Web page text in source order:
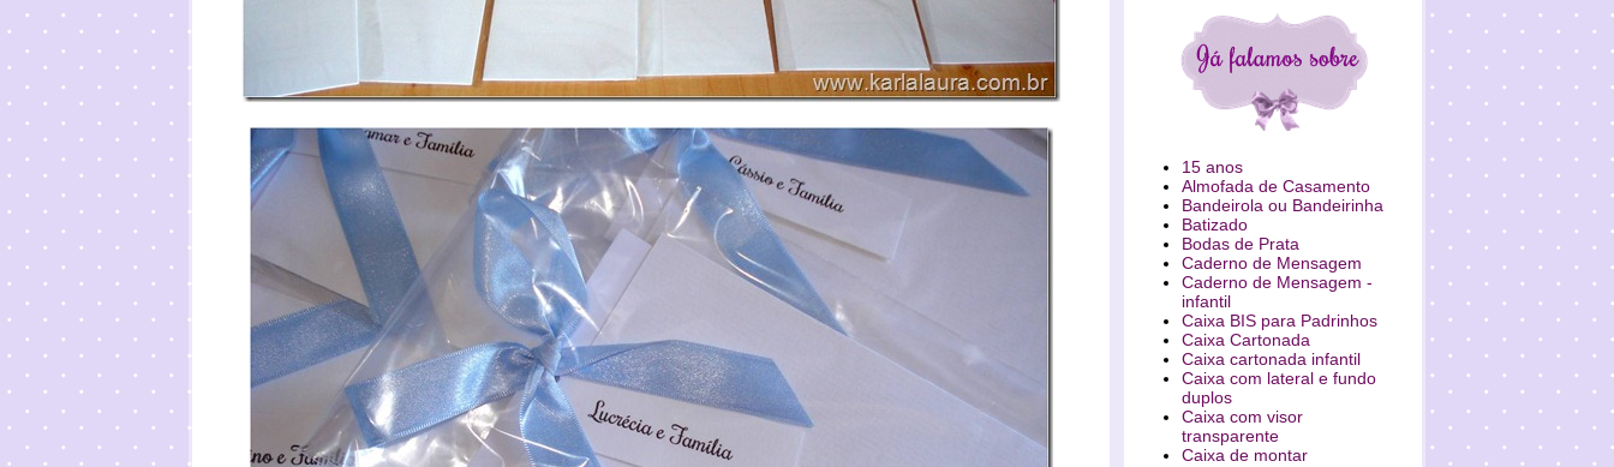
15 anos
Almofada de Casamento
Bandeirola ou Bandeirinha
Batizado
Bodas de Prata
Caderno de Mensagem
Caderno de Mensagem -
infantil
Caixa BIS para Padrinhos
Caixa Cartonada
Caixa cartonada infantil
Caixa com lateral e fundo
duplos
Caixa com visor
transparente
Caixa de montar